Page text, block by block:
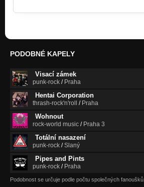
PODOBNÉ KAPELY
Visací zámek
punk-rock / Praha
Hentai Corporation
thrash-rock'n'roll / Praha
Wohnout
rock-world music / Praha 3
Totální nasazení
punk-rock /Slaný
Pipes and Pints
punk-rock / Praha
Podobnost se určuje podle počtu společných fanoušků.